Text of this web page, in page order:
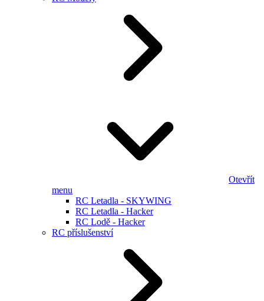
Otevřít
menu
RC Letadla - SKYWING
RC Letadla - Hacker
RC Lodě - Hacker
RC příslušenství